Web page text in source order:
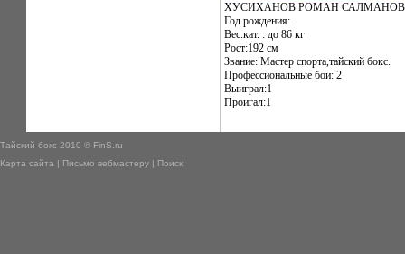
ХУСИХАНОВ РОМАН
Год рождения:
Вес.кат. : до 86 кг
Рост:192 см
Звание: Мастер спорта,тайский бокс.
Профессиональные бои: 2
Выиграл:1
Проигал:1
Тайский бокс 2010 © FinS.ru
Карта сайта | Письмо вебмастеру | Поиск